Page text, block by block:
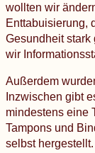
wollten wir
Enttabuisierung,
Gesundheit stark
wir
Außerdem
Inzwischen gibt
mindestens eine
Tampons und
selbst